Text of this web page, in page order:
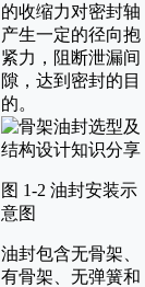
的收缩力对密封轴
产生一定的径向抱
紧力，阻断泄漏间
隙，达到密封的目
的。
图 1-2 油封安装示
意图
油封包含无骨架、
有骨架、无弹簧和